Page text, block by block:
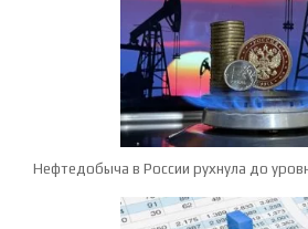
Нефтедобыча в России рухнула до